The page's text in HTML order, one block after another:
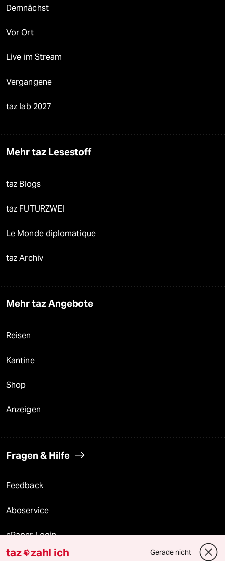
Demnächst
Vor Ort
Live im Stream
Vergangene
taz lab 2027
Mehr taz Lesestoff
taz Blogs
taz FUTURZWEI
Le Monde diplomatique
taz Archiv
Mehr taz Angebote
Reisen
Kantine
Shop
Anzeigen
Fragen & Hilfe
Feedback
Aboservice
ePaper Login
taz zahl ich Gerade nicht